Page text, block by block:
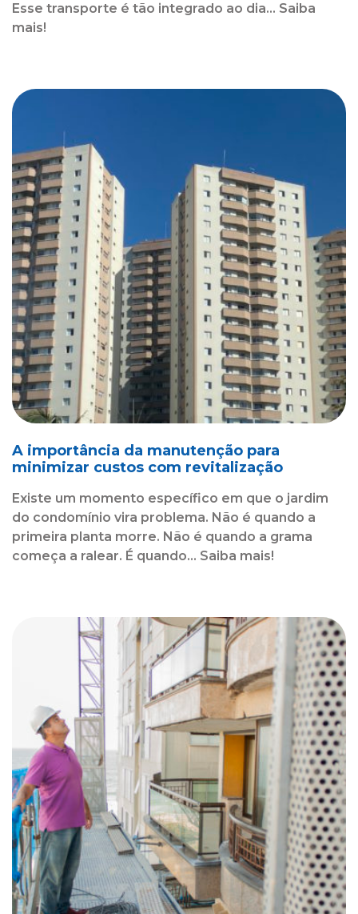
Esse transporte é tão integrado ao dia... Saiba
mais!
A importância da manutenção para
minimizar custos com revitalização
Existe um momento específico em que o jardim
do condomínio vira problema. Não é quando a
primeira planta morre. Não é quando a grama
começa a ralear. É quando... Saiba mais!